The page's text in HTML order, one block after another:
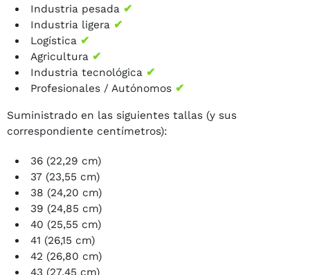
Industria pesada ✔
Industria ligera ✔
Logística ✔
Agricultura ✔
Industria tecnológica ✔
Profesionales / Autónomos ✔
Suministrado en las siguientes tallas (y sus
correspondiente centímetros):
36 (22,29 cm)
37 (23,55 cm)
38 (24,20 cm)
39 (24,85 cm)
40 (25,55 cm)
41 (26,15 cm)
42 (26,80 cm)
43 (27,45 cm)